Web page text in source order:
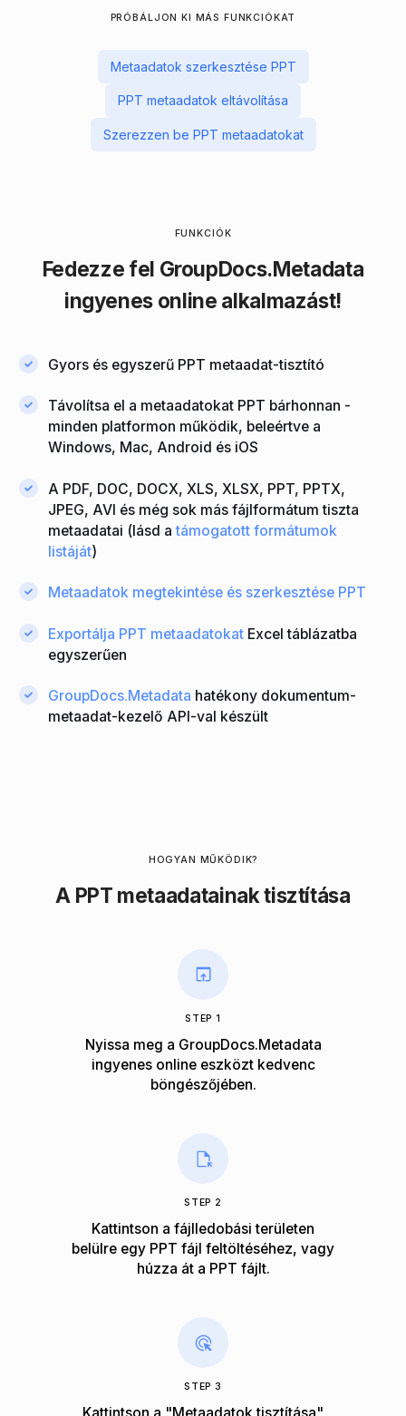
PRÓBÁLJON KI MÁS FUNKCIÓKAT
Metaadatok szerkesztése PPT
PPT metaadatok eltávolítása
Szerezzen be PPT metaadatokat
FUNKCIÓK
Fedezze fel GroupDocs.Metadata
ingyenes online alkalmazást!
Gyors és egyszerű PPT metaadat-tisztító
Távolítsa el a metaadatokat PPT bárhonnan -
minden platformon működik, beleértve a
Windows, Mac, Android és iOS
A PDF, DOC, DOCX, XLS, XLSX, PPT, PPTX,
JPEG, AVI és még sok más fájlformátum tiszta
metaadatai (lásd atámogatott formátumok
listáját)
Metaadatok megtekintése és szerkesztése PPT
Exportálja PPT metaadatokat Excel táblázatba
egyszerűen
GroupDocs.Metadata hatékony dokumentum-
metaadat-kezelő API-val készült
HOGYAN MŰKÖDIK?
A PPT metaadatainak tisztítása
STEP 1
Nyissa meg a GroupDocs.Metadata
ingyenes online eszközt kedvenc
böngészőjében.
STEP 2
Kattintson a fájlledobási területen
belülre egy PPT fájl feltöltéséhez, vagy
húzza át a PPT fájlt.
STEP 3